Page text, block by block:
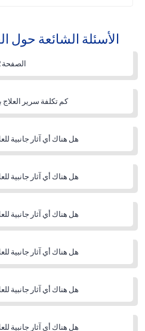
الأسئلة الشائعة حول
الصفحة 2
كم تكلفة سرير العلاج
هل هناك أي آثار جانبية
هل هناك أي آثار جانبية
هل هناك أي آثار جانبية
هل هناك أي آثار جانبية
هل هناك أي آثار جانبية
هل هناك أي آثار جانبية